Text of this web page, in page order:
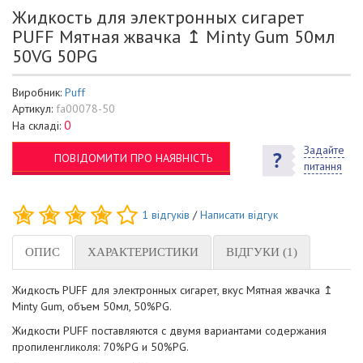
Жидкость для электронных сигарет
PUFF Мятная жвачка ↥ Minty Gum 50мл
50VG 50PG
Виробник: Puff
Артикул: fa00078-50
На складі: 0
ПОВІДОМИТИ ПРО НАЯВНІСТЬ
Задайте
питання
1 відгуків /Написати відгук
ОПИС ХАРАКТЕРИСТИКИ ВІДГУКИ (1)
Жидкость PUFF для электронных сигарет, вкус Мятная жвачка ↥
Minty Gum, объем 50мл, 50%PG.
Жидкости PUFF поставляются с двумя вариантами содержания
пропиленгликоля: 70%PG и 50%PG.